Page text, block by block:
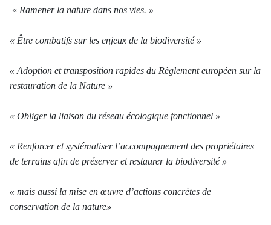
« Ramener la nature dans nos vies. »
« Être combatifs sur les enjeux de la biodiversité »
« Adoption et transposition rapides du Règlement européen sur la
restauration de la Nature »
« Obliger la liaison du réseau écologique fonctionnel »
« Renforcer et systématiser l’accompagnement des propriétaires
de terrains afin de préserver et restaurer la biodiversité »
« mais aussi la mise en œuvre d’actions concrètes de
conservation de la nature»